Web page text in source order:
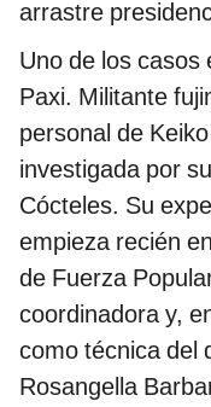
arrastre
Uno de los casos
Paxi. Militante
personal de
investigada por
Cócteles. Su
empieza recién
de Fuerza
coordinadora y,
como técnica del
Rosangella